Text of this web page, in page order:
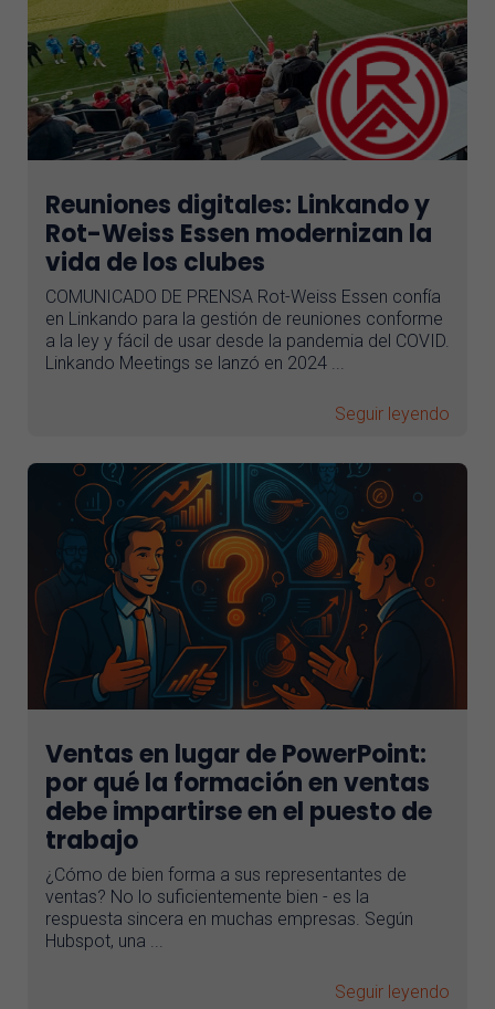
Reuniones digitales: Linkando y
Rot-Weiss Essen modernizan la
vida de los clubes
COMUNICADO DE PRENSA Rot-Weiss Essen confía
en Linkando para la gestión de reuniones conforme
a la ley y fácil de usar desde la pandemia del COVID.
Linkando Meetings se lanzó en 2024 ...
Seguir leyendo
Ventas en lugar de PowerPoint:
por qué la formación en ventas
debe impartirse en el puesto de
trabajo
¿Cómo de bien forma a sus representantes de
ventas? No lo suficientemente bien - es la
respuesta sincera en muchas empresas. Según
Hubspot, una ...
Seguir leyendo